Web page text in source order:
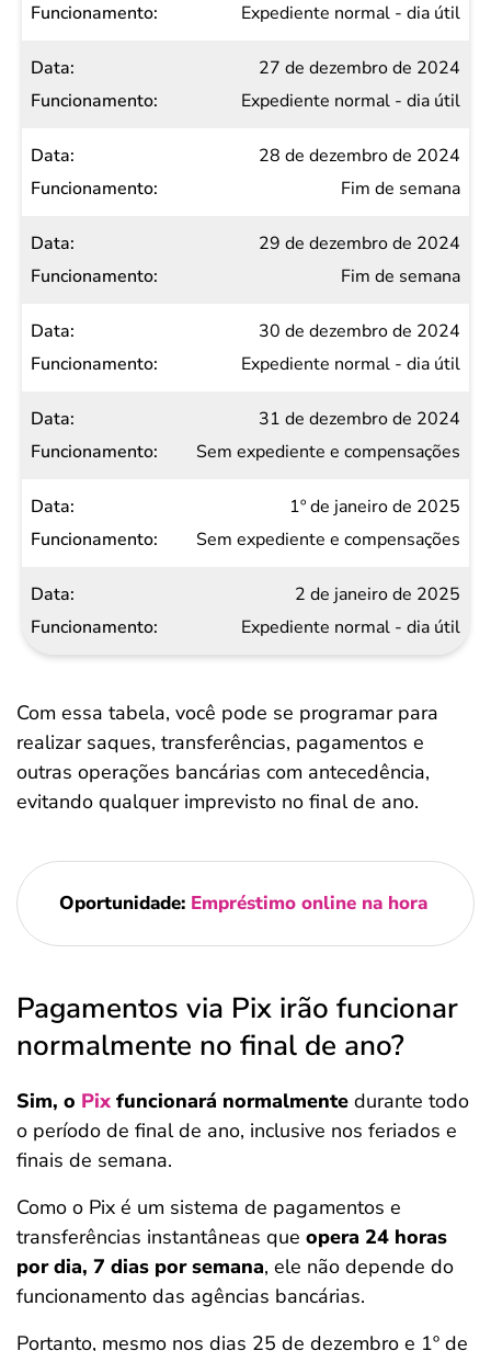
Expediente normal - dia útil
27 de dezembro de 2024
Expediente normal - dia útil
28 de dezembro de 2024
Fim de semana
29 de dezembro de 2024
Fim de semana
30 de dezembro de 2024
Expediente normal - dia útil
31 de dezembro de 2024
Sem expediente e compensações
1º de janeiro de 2025
Sem expediente e compensações
2 de janeiro de 2025
Expediente normal - dia útil
Com essa tabela, você pode se programar para
realizar saques, transferências, pagamentos e
outras operações bancárias com antecedência,
evitando qualquer imprevisto no final de ano.
Oportunidade: Empréstimo online na hora
Pagamentos via Pix irão funcionar
normalmente no final de ano?
Sim, o Pix funcionará normalmente durante todo
o período de final de ano, inclusive nos feriados e
finais de semana.
Como o Pix é um sistema de pagamentos e
transferências instantâneas que opera 24 horas
por dia, 7 dias por semana, ele não depende do
funcionamento das agências bancárias.
Portanto, mesmo nos dias 25 de dezembro e 1º de